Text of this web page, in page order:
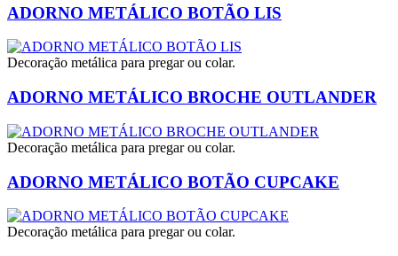
ADORNO METÁLICO BOTÃO LIS
Decoração metálica para pregar ou colar.
ADORNO METÁLICO BROCHE OUTLANDER
Decoração metálica para pregar ou colar.
ADORNO METÁLICO BOTÃO CUPCAKE
Decoração metálica para pregar ou colar.